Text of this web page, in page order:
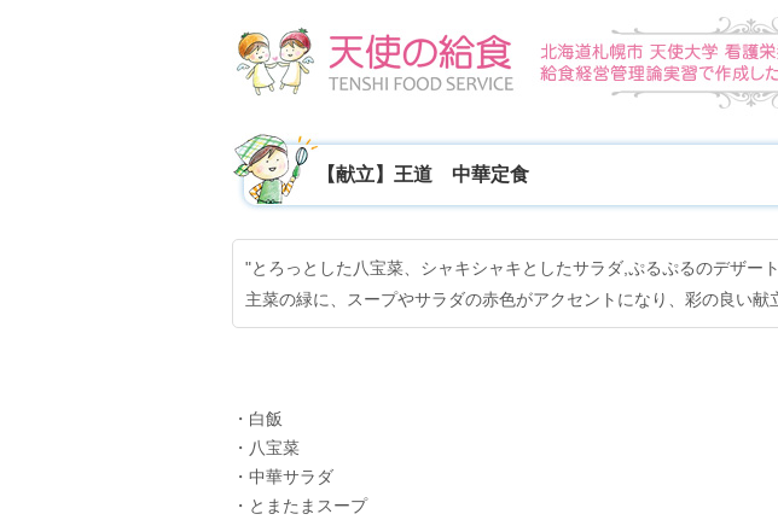
【献立】王道 中華定食
"とろっとした八宝菜、シャキシャキとしたサラダ,ぷるぷるのデザー
主菜の緑に、スープやサラダの赤色がアクセントになり、彩の良い献
・白飯
・八宝菜
・中華サラダ
・とまたまスープ